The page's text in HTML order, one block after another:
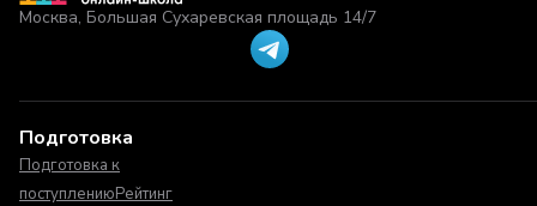
Москва, Большая Сухаревская площадь 14/7
Подготовка
Подготовка к
поступлениюРейтинг